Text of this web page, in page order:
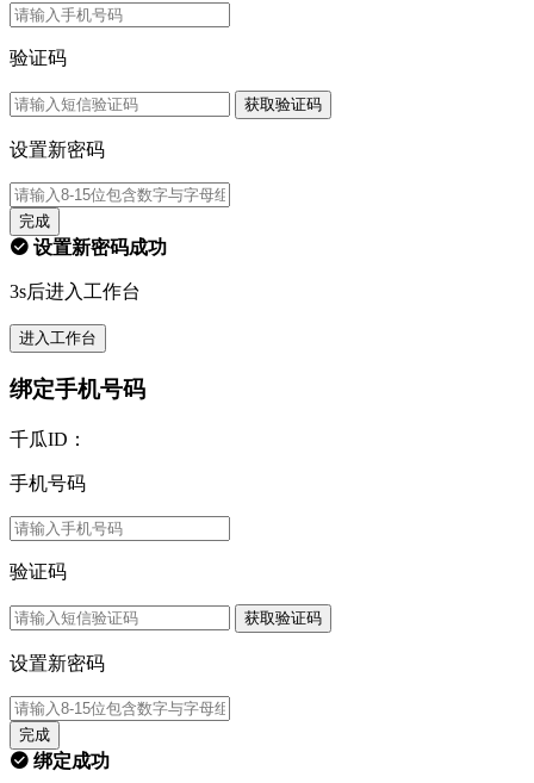
验证码
获取验证码
设置新密码
完成
设置新密码成功
3s后进入工作台
进入工作台
绑定手机号码
千瓜ID：
手机号码
验证码
获取验证码
设置新密码
完成
绑定成功